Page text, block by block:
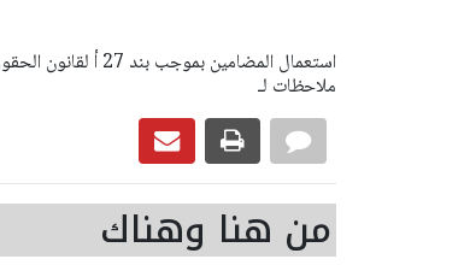
ملاحظات لـ
من هنا وهناك